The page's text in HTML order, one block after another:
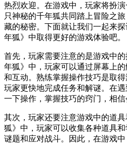
热烈欢迎。在游戏中，玩家将扮
只神秘的千年狐共同踏上冒险之
藏的秘密。下面就让我们一起来
年狐》中取得更好的游戏体验吧。
首先，玩家需要注意的是游戏中
年狐》中，玩家可以通过屏幕上
和互动。熟练掌握操作技巧是取
玩家更快地完成任务和解谜。在
一下操作，掌握技巧的窍门，相信
其次，玩家还要注意游戏中的道
狐》中，玩家可以收集各种道具
谜题和应对战斗。因此，在游戏